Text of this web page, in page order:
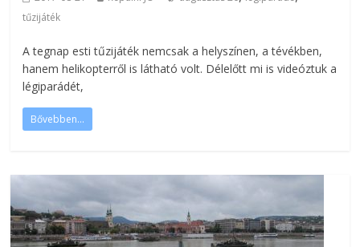
tűzijáték
A tegnap esti tűzijáték nemcsak a helyszínen, a tévékben,
hanem helikopterről is látható volt. Délelőtt mi is videóztuk a
légiparádét,
Bővebben...